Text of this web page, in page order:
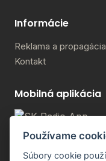
Informácie
Reklama a propagácia
Kontakt
Mobilná aplikácia
Používame
Súbory cookie